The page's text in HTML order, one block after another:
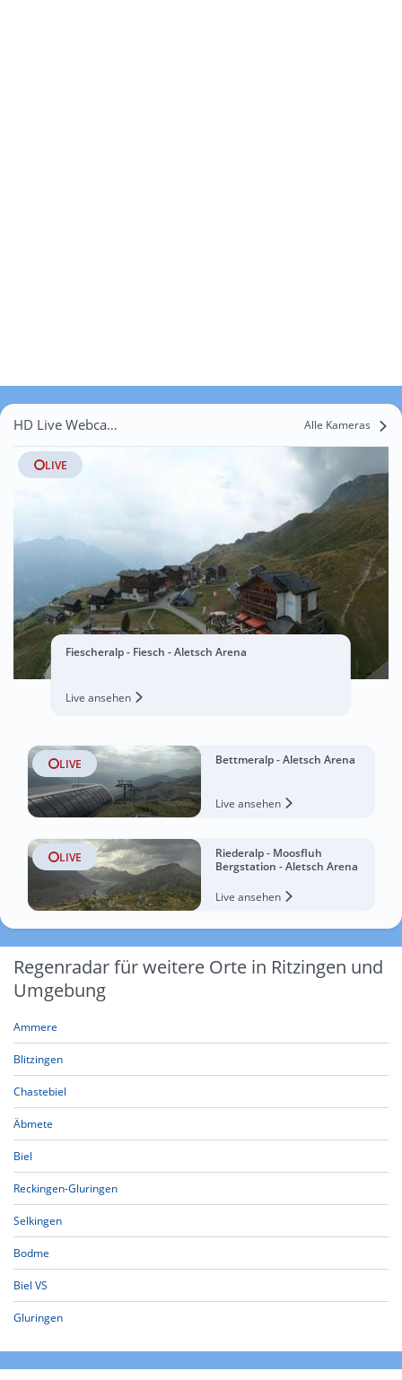
HD Live Webcams Ritzingen Alle Kameras
LIVE
Fiescheralp - Fiesch - Aletsch Arena
Live ansehen
LIVE Bettmeralp - Aletsch Arena
Live ansehen
LIVE
Riederalp - Moosfluh
Bergstation - Aletsch Arena
Live ansehen
Regenradar für weitere Orte in Ritzingen und
Umgebung
Ammere
Blitzingen
Chastebiel
Äbmete
Biel
Reckingen-Gluringen
Selkingen
Bodme
Biel VS
Gluringen